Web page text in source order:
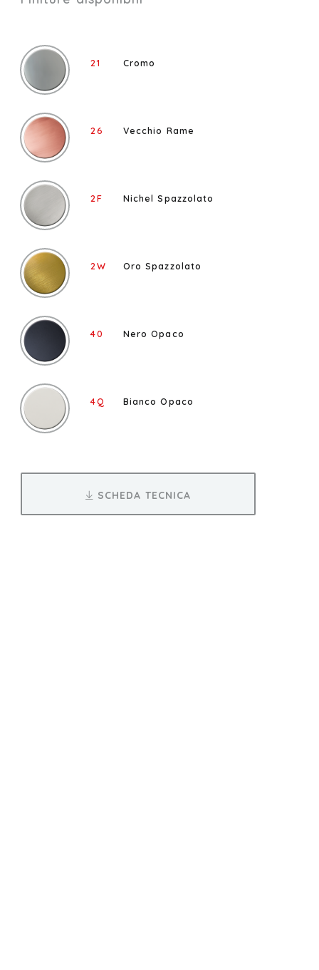
21 Cromo
26 Vecchio Rame
2F Nichel Spazzolato
2W Oro Spazzolato
40 Nero Opaco
4Q Bianco Opaco
SCHEDA TECNICA